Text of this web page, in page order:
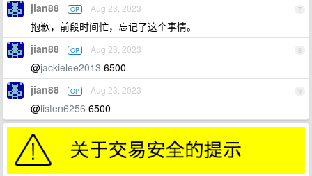
7
jian88 OP Aug 23, 2023
抱歉，前段时间忙，忘记了这个事情。
8
jian88 OP Aug 23, 2023
@jackielee2013 6500
9
jian88 OP Aug 23, 2023
@listen6256 6500